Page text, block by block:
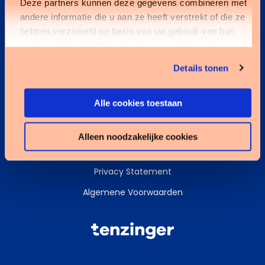
Deze partners kunnen deze gegevens combineren met
andere informatie die u aan ze heeft verstrekt of die ze
hebben verzameld op basis van uw gebruik van hun
services. U gaat akkoord met onze cookies als u onze
Details tonen
Alle cookies toestaan
Alleen noodzakelijke cookies
Kennisbank
Services
Cookies
Privacy Statement
Algemene Voorwaarden
Tenzinger